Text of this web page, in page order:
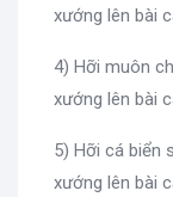
xướng lên bài
4) Hỡi muôn
xướng lên bài
5) Hỡi cá biển
xướng lên bài